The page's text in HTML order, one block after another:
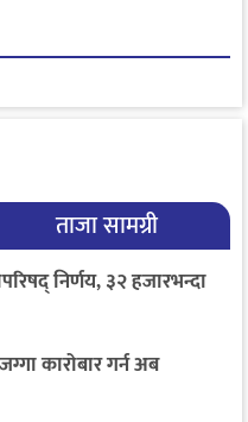
ताजा सामग्री
निर्णय, ३२ हजारभन्दा
कारोबार गर्न अब